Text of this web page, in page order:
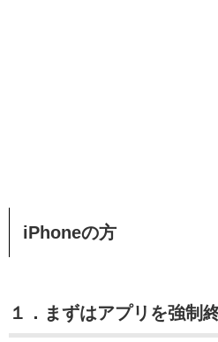
iPhoneの方
１．まずはアプリを強制